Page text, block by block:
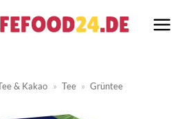
& Kakao » Tee » Grüntee